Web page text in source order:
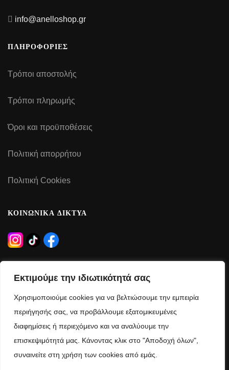
Εκτιμούμε την ιδιωτικότητά σας
Χρησιμοποιούμε cookies για να βελτιώσουμε την εμπειρία
περιήγησής σας, να προβάλλουμε εξατομικευμένες
διαφημίσεις ή περιεχόμενο και να αναλύουμε την
επισκεψιμότητά μας. Κάνοντας κλικ στο "Αποδοχή όλων",
συναινείτε στη χρήση των cookies από εμάς.
info@anelloshop.gr
ΠΛΗΡΟΦΟΡΙΕΣ
Τρόποι αποστολής
Τρόποι πληρωμής
Όροι και προϋποθέσεις
Πολιτική απορρήτου
Πολιτική Cookies
ΚΟΙΝΩΝΙΚΑ ΔΙΚΤΥΑ
Δευτέρα – Τρίτη – Πέμπτη – Παρασκευή:
09:00 – 21:00
Τετάρτη – Σάββατο:
09:00 – 15:00